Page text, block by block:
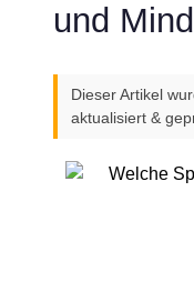
und
Dieser Artikel
aktualisiert &